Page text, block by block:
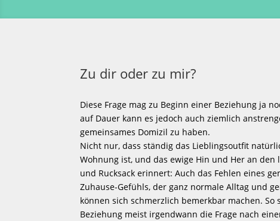
Zu dir oder zu mir?
Diese Frage mag zu Beginn einer Beziehung ja
auf Dauer kann es jedoch auch ziemlich
gemeinsames Domizil zu haben.
Nicht nur, dass ständig das Lieblingsoutfit
Wohnung ist, und das ewige Hin und Her an
und Rucksack erinnert: Auch das Fehlen eines
Zuhause-Gefühls, der ganz normale Alltag und
können sich schmerzlich bemerkbar machen.
Beziehung meist irgendwann die Frage nach